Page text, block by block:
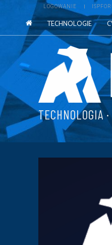
LOGOWANIE
TECHNOLOGIE
TECHNOLOGIA